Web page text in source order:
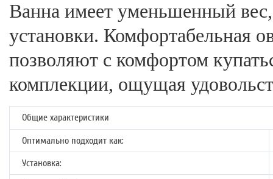
Ванна имеет уменьшенный вес,
установки. Комфортабельная
позволяют с комфортом
комплекции, ощущая
Общие характеристики
Оптимально подходит как:
Установка: